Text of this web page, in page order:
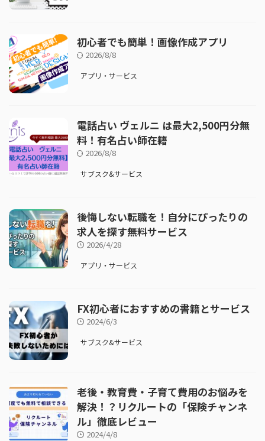
初心者でも簡単！画像作成アプリ
2026/8/8
アプリ・サービス
電話占い ヴェルニ は最大2,500円分無
料！有名占い師在籍
2026/8/8
サブスク&サービス
後悔しない転職を！自分にぴったりの
求人を探す無料サービス
2026/4/28
アプリ・サービス
FX初心者におすすめの書籍とサービス
2024/6/3
サブスク&サービス
老後・教育費・子育て費用のお悩みを
解決！？リクルートの「保険チャンネ
ル」徹底レビュー
2024/4/8